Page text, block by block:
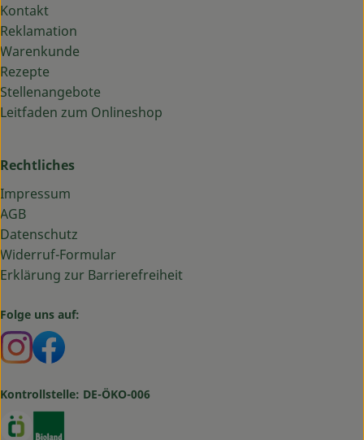
Kontakt
Reklamation
Warenkunde
Rezepte
Stellenangebote
Leitfaden zum Onlineshop
Rechtliches
Impressum
AGB
Datenschutz
Widerruf-Formular
Erklärung zur Barrierefreiheit
Folge uns auf:
Externer Link zu https://www.instagram.com/
Externer Link zu https://www.facebook.com/
Kontrollstelle: DE-ÖKO-006